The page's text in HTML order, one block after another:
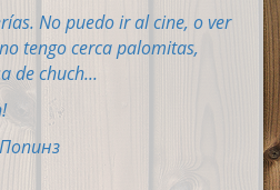
No puedo ir al cine, o ver
tengo cerca palomitas,
de chuch...